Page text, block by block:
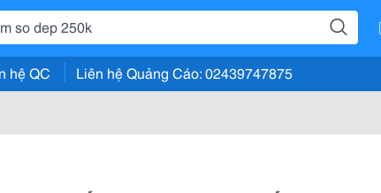
hệ QC Liên hệ Quảng Cáo: 02439747875